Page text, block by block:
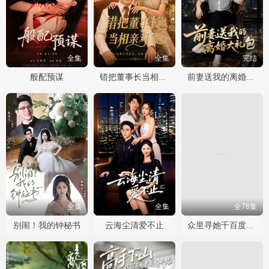
全集
般配预谋
全集
错把董事长当相亲对象
完结
前妻送我的离婚大礼包
全集
别闹！我的钟秘书
全集
云海尘清爱不止
全78集
众里寻她千百度短剧